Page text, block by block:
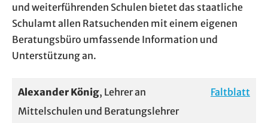
und weiterführenden Schulen bietet das staatliche
Schulamt allen Ratsuchenden mit einem eigenen
Beratungsbüro umfassende Information und
Unterstützung an.
Alexander König, Lehrer an
Mittelschulen und Beratungslehrer
Faltblatt